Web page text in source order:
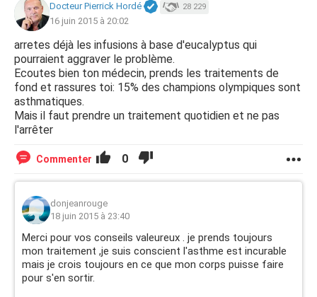
Docteur Pierrick Hordé 28 229
16 juin 2015 à 20:02
arretes déjà les infusions à base d'eucalyptus qui
pourraient aggraver le problème.
Ecoutes bien ton médecin, prends les traitements de
fond et rassures toi: 15% des champions olympiques sont
asthmatiques.
Mais il faut prendre un traitement quotidien et ne pas
l'arrêter
Commenter 0
donjeanrouge
18 juin 2015 à 23:40
Merci pour vos conseils valeureux . je prends toujours
mon traitement ,je suis conscient l'asthme est incurable
mais je crois toujours en ce que mon corps puisse faire
pour s'en sortir.